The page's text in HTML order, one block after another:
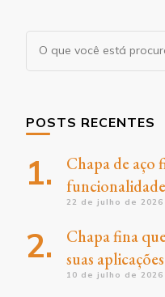
Procurando
algo?
POSTS RECENTES
Chapa de aço
22 de julho de 2026
Chapa fina
suas aplicações
10 de julho de 2026